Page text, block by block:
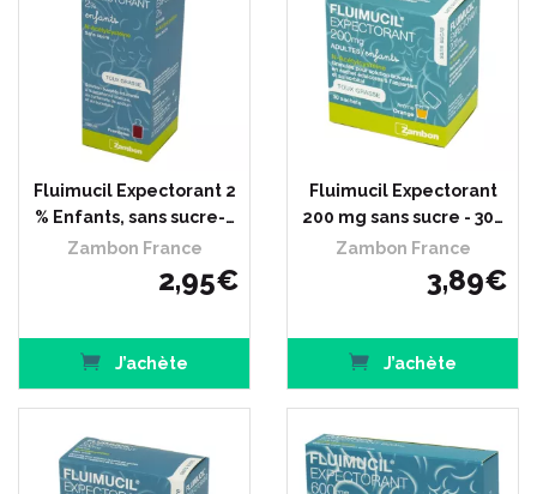
Fluimucil Expectorant 2
% Enfants, sans sucre-…
Zambon France
2,95€
J’achète
Fluimucil Expectorant
200 mg sans sucre - 30…
Zambon France
3,89€
J’achète